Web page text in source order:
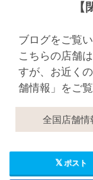
ブログをご覧
こちらの店舗
すが、お近く
舗情報」をご覧
全国店舗情
ポスト